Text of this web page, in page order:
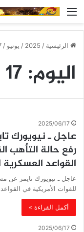
القائمة
الرئيسية /
2025
/ يونيو /
اليوم: 17 يونيو، 2025
2025/06/17
عاجل ـ نيويورك
رفع حالة التأهب
القواعد
عاجل ـ نيويورك تايمز عن
للقوات الأمريكية في
أكمل القراءة »
2025/06/17